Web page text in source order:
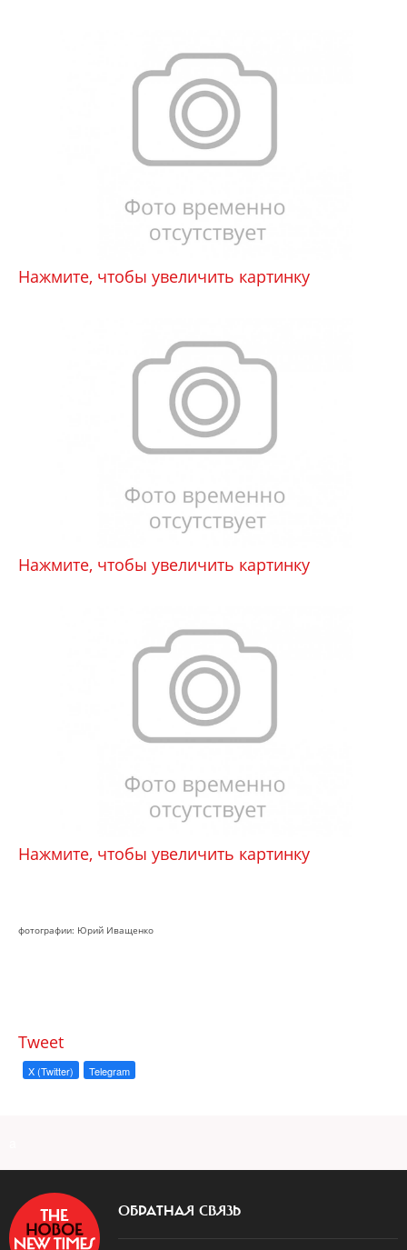
Нажмите, чтобы увеличить картинку
Нажмите, чтобы увеличить картинку
Нажмите, чтобы увеличить картинку
фотографии: Юрий Иващенко
Tweet
X (Twitter) Telegram
ОБРАТНАЯ СВЯЗЬ